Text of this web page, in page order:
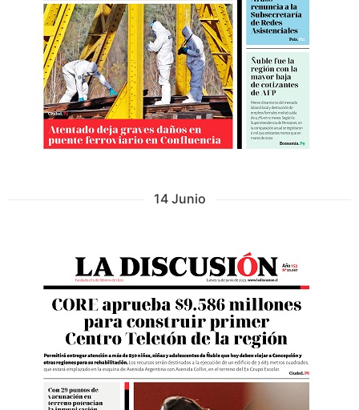
14 Junio